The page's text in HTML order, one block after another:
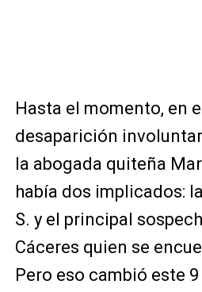
Hasta el momento, en
desaparición
la abogada quiteña
había dos implicados:
S. y el principal
Cáceres quien se
Pero eso cambió este